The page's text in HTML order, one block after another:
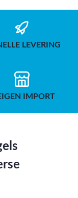
LEVERING
IMPORT